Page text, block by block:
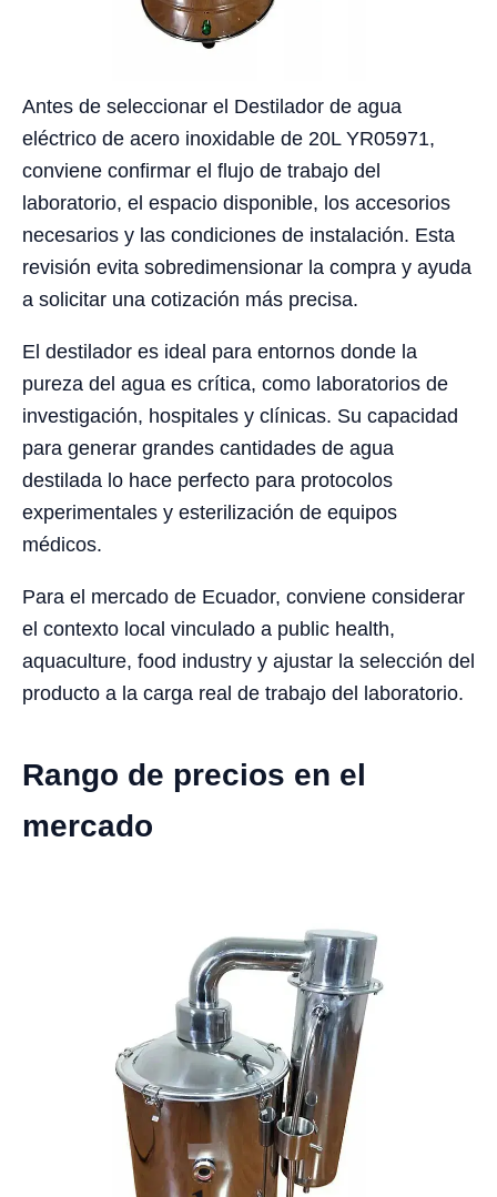
Antes de seleccionar el Destilador de agua
eléctrico de acero inoxidable de 20L YR05971,
conviene confirmar el flujo de trabajo del
laboratorio, el espacio disponible, los accesorios
necesarios y las condiciones de instalación. Esta
revisión evita sobredimensionar la compra y ayuda
a solicitar una cotización más precisa.
El destilador es ideal para entornos donde la
pureza del agua es crítica, como laboratorios de
investigación, hospitales y clínicas. Su capacidad
para generar grandes cantidades de agua
destilada lo hace perfecto para protocolos
experimentales y esterilización de equipos
médicos.
Para el mercado de Ecuador, conviene considerar
el contexto local vinculado a public health,
aquaculture, food industry y ajustar la selección del
producto a la carga real de trabajo del laboratorio.
Rango de precios en el
mercado